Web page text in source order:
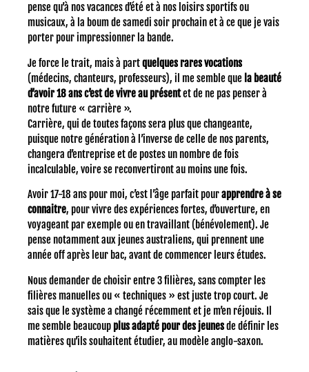
pense qu’à nos vacances d’été et à nos loisirs sportifs ou
musicaux, à la boum de samedi soir prochain et à ce que je vais
porter pour impressionner la bande.
Je force le trait, mais à partquelques rares vocations
(médecins, chanteurs, professeurs), il me semble que la beauté
d’avoir 18 ans c’est de vivre au présentet de ne pas penser à
notre future « carrière ».
Carrière, qui de toutes façons sera plus que changeante,
puisque notre génération à l’inverse de celle de nos parents,
changera d’entreprise et de postes un nombre de fois
incalculable, voire se reconvertiront au moins une fois.
Avoir 17-18 ans pour moi, c’est l’âge parfait pourapprendre à se
connaitre, pour vivre des expériences fortes, d’ouverture, en
voyageant par exemple ou en travaillant (bénévolement). Je
pense notamment aux jeunes australiens, qui prennent une
année off après leur bac, avant de commencer leurs études.
Nous demander de choisir entre 3 filières, sans compter les
filières manuelles ou « techniques » est juste trop court. Je
sais que le système a changé récemment et je m’en réjouis. Il
me semble beaucoup plus adapté pour des jeunesde définir les
matières qu’ils souhaitent étudier, au modèle anglo-saxon.